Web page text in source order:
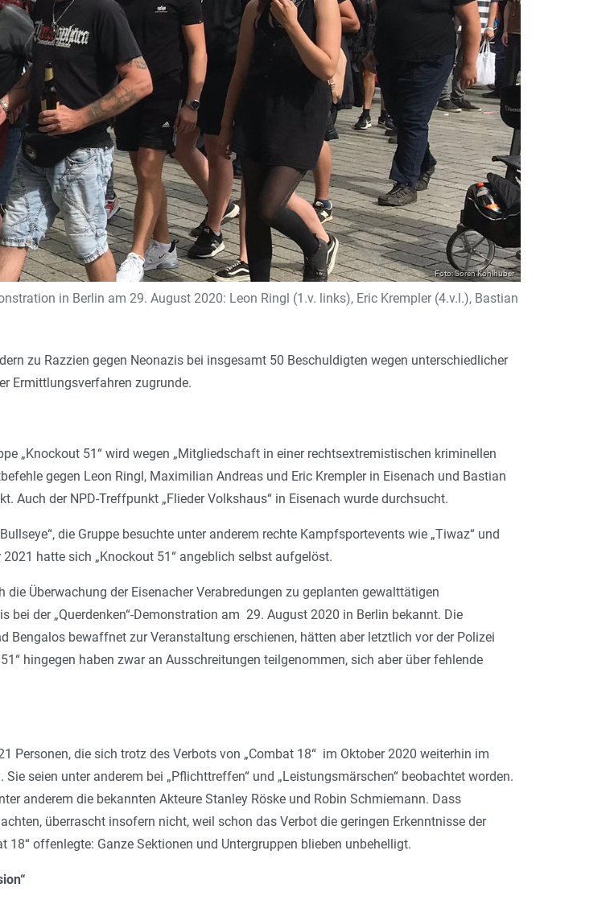
Foto: Sören Kohlhuber
in Berlin am 29. August 2020: Leon Ringl (1.v. links), Eric Krempler (4.v.l.), Bastian
zu Razzien gegen Neonazis bei insgesamt 50 Beschuldigten wegen unterschiedlicher
Ermittlungsverfahren zugrunde.
„Knockout 51“ wird wegen „Mitgliedschaft in einer rechtsextremistischen kriminellen
gegen Leon Ringl, Maximilian Andreas und Eric Krem­pler in Eisenach und Bastian
Auch der NPD-Treffpunkt „Flieder Volkshaus“ in Eisenach wurde durc­h­sucht.
die Gruppe besuchte unter anderem rechte Kampf­­sportevents wie „Tiwaz“ und
hatte sich „Knockout 51“ angeblich selbst aufgelöst.
die Überwachung der Eisenacher Verabredungen zu geplanten gewalttätigen
bei der „Querdenken“-Demonstration am 29. August 2020 in Berlin bekannt. Die
Bengalos bewaffnet zur Veranstaltung erschienen, hätten aber letztlich vor der Polizei
hingegen haben zwar an Ausschreitungen teilgenommen, sich aber über fehlende
Personen, die sich trotz des Verbots von „Combat 18“ im Oktober 2020 weiterhin im
seien unter anderem bei „Pflichttreffen“ und „Leistungsmärschen“ beobachtet worden.
anderem die bekannten Akteure Stanley Röske und Robin Schmiemann. Dass
überrascht insofern nicht, weil schon das Verbot die geringen Erkenntnisse der
18“ offenlegte: Ganze Sektionen und Untergruppen blieben unbehelligt.